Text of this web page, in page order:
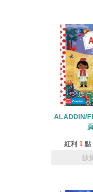
ALADDIN/
紅利 1 點
缺